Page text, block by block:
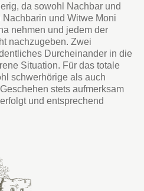
da sowohl Nachbar und
und Witwe Moni
nehmen und jedem der
nachzugeben. Zwei
Durcheinander in die
Situation. Für das totale
schwerhörige als auch
stets aufmerksam
und entsprechend